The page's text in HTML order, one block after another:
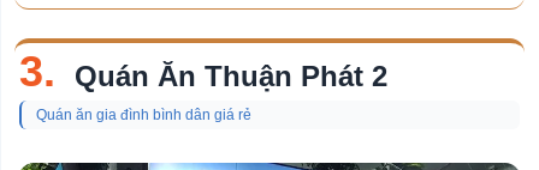
3. Quán Ăn Thuận Phát 2
Quán ăn gia đình bình dân giá rẻ